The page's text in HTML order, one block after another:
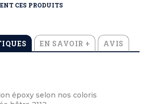
CES PRODUITS
EN SAVOIR + AVIS
époxy selon nos coloris